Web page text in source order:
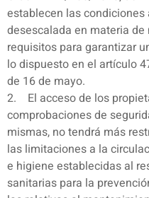
establecen las
desescalada en materia
requisitos para garantizar
lo dispuesto en el artículo
de 16 de mayo.
2. El acceso de los
comprobaciones de
mismas, no tendrá más
las limitaciones a la
e higiene establecidas al
sanitarias para la